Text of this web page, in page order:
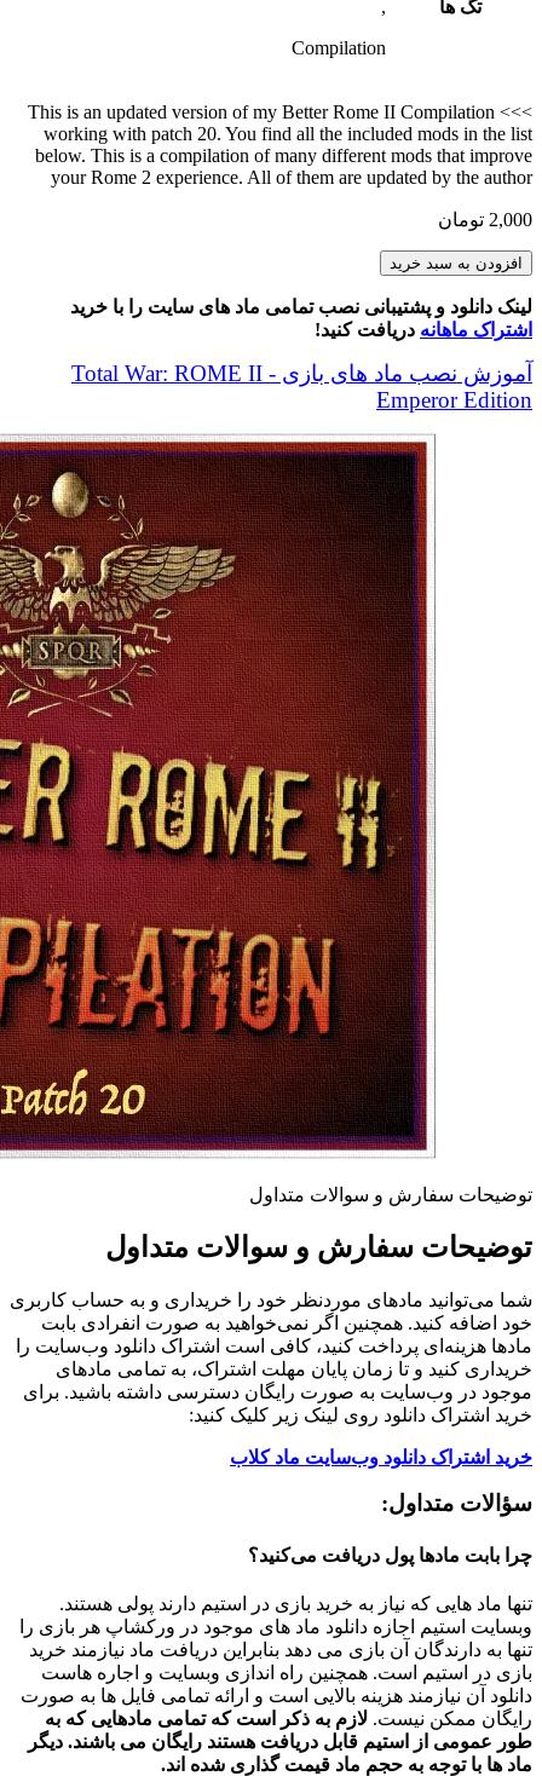
تگ ها
,
Compilation
>>> This is an updated version of my Better Rome II Compilation
working with patch 20. You find all the included mods in the list
below. This is a compilation of many different mods that improve
your Rome 2 experience. All of them are updated by the author
2,000 تومان
Nordo's
Better
Rome
II
Compilation
عدد
افزودن به سبد خرید
لینک دانلود و پشتیبانی نصب تمامی ماد های سایت را با خرید
اشتراک ماهانه دریافت کنید!
آموزش نصب ماد های بازی Total War: ROME II -
Emperor Edition
توضیحات سفارش و سوالات متداول
توضیحات سفارش و سوالات متداول
شما می‌توانید مادهای موردنظر خود را خریداری و به حساب کاربری
خود اضافه کنید. همچنین اگر نمی‌خواهید به صورت انفرادی بابت
مادها هزینه‌ای پرداخت کنید، کافی است اشتراک دانلود وب‌سایت را
خریداری کنید و تا زمان پایان مهلت اشتراک، به تمامی مادهای
موجود در وب‌سایت به صورت رایگان دسترسی داشته باشید. برای
خرید اشتراک دانلود روی لینک زیر کلیک کنید:
خرید اشتراک دانلود وب‌سایت ماد کلاب
سؤالات متداول:
چرا بابت مادها پول دریافت می‌کنید؟
تنها ماد هایی که نیاز به خرید بازی در استیم دارند پولی هستند.
وبسایت استیم اجازه دانلود ماد های موجود در ورکشاپ هر بازی را
تنها به دارندگان آن بازی می دهد بنابراین دریافت ماد نیازمند خرید
بازی در استیم است. همچنین راه اندازی وبسایت و اجاره هاست
دانلود آن نیازمند هزینه بالایی است و ارائه تمامی فایل ها به صورت
رایگان ممکن نیست. لازم به ذکر است که تمامی مادهایی که به
طور عمومی از استیم قابل دریافت هستند رایگان می باشند. دیگر
ماد ها با توجه به حجم ماد قیمت گذاری شده اند.